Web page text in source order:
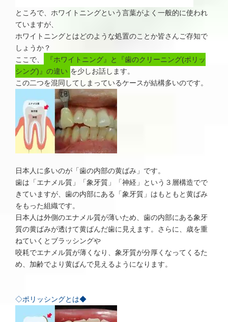
ところで、ホワイトニングという言葉がよく一般的に使われ
ていますが、
ホワイトニングとはどのような処置のことか皆さんご存知で
しょうか？
ここで、
『ホワイトニング』と『歯のクリーニング(ポリッ
シング)』の違い を少しお話します。
この二つを混同してしまっているケースが結構多いのです。
日本人に多いのが「歯の内部の黄ばみ」です。
歯は「エナメル質」「象牙質」「神経」という３層構造でで
きていますが、歯の内部にある「象牙質」はもともと黄ばみ
をもった組織です。
日本人は外側のエナメル質が薄いため、歯の内部にある象牙
質の黄ばみが透けて黄ばんだ歯に見えます。さらに、歳を重
ねていくとブラッシングや
咬耗でエナメル質が薄くなり、象牙質が分厚くなってくるた
め、加齢でより黄ばんで見えるようになります。
◇ポリッシングとは◆